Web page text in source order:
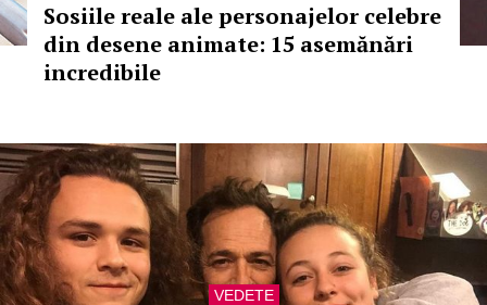
Sosiile reale ale personajelor celebre
din desene animate: 15 asemănări
incredibile
VEDETE